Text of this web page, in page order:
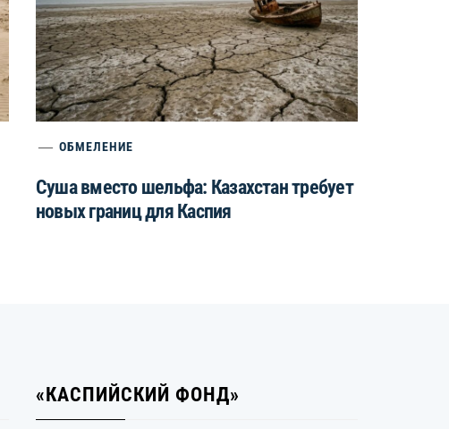
ОБМЕЛЕНИЕ
Суша вместо шельфа: Казахстан требует
новых границ для Каспия
«КАСПИЙСКИЙ ФОНД»